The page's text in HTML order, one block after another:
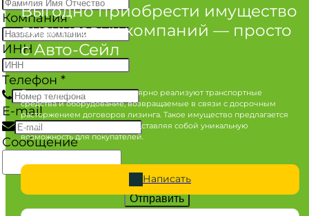
Выгодно приобрести имущество
лизинговых компаний — просто
с Авто-Сейл
Лизинговые компании регулярно реализуют транспортные
средства и оборудование, возвращаемые в связи с досрочным
расторжением договоров лизинга. Такое имущество предлагается
по конкурентным ценам, представляя собой уникальную
возможность для покупателей.
Написать
Компания
ИНН
Телефон *
E-mail
Сообщение
Отправить